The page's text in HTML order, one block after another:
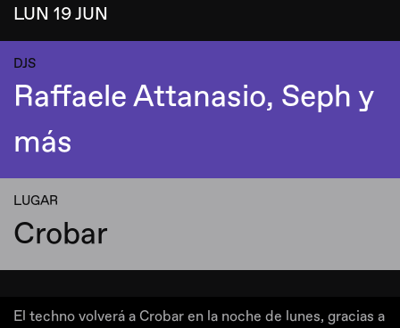
LUN 19 JUN
DJS
Raffaele Attanasio, Seph y
más
LUGAR
Crobar
El techno volverá a Crobar en la noche de lunes, gracias a